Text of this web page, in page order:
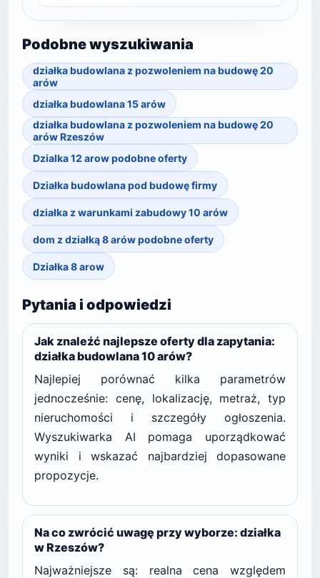
Podobne wyszukiwania
działka budowlana z pozwoleniem na budowę 20
arów
działka budowlana 15 arów
działka budowlana z pozwoleniem na budowę 20
arów Rzeszów
Dzialka 12 arow podobne oferty
Działka budowlana pod budowę firmy
działka z warunkami zabudowy 10 arów
dom z działką 8 arów podobne oferty
Działka 8 arow
Pytania i odpowiedzi
Jak znaleźć najlepsze oferty dla zapytania:
działka budowlana 10 arów?
Najlepiej porównać kilka parametrów
jednocześnie: cenę, lokalizację, metraż, typ
nieruchomości i szczegóły ogłoszenia.
Wyszukiwarka AI pomaga uporządkować
wyniki i wskazać najbardziej dopasowane
propozycje.
Na co zwrócić uwagę przy wyborze: działka
w Rzeszów?
Najważniejsze są: realna cena względem